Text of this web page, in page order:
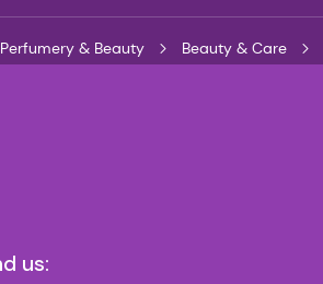
Perfumery & Beauty Beauty & Care